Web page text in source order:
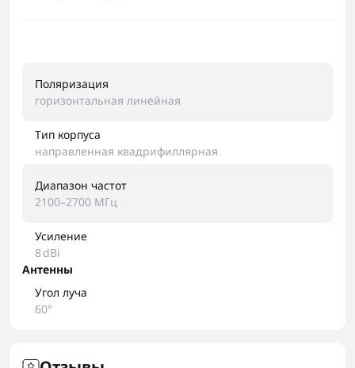
Поляризация
горизонтальная линейная
Тип корпуса
направленная квадрифиллярная
Диапазон частот
2100–2700 МГц
Усиление
8 dBi
Антенны
Угол луча
60°